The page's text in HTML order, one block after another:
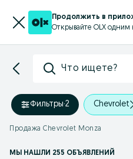
Продолжить в
Открывайте OLX одним
Что ищете?
Фильтры·2 Chevrolet
Продажа Chevrolet Monza
МЫ НАШЛИ 255 ОБЪЯВЛЕНИЙ